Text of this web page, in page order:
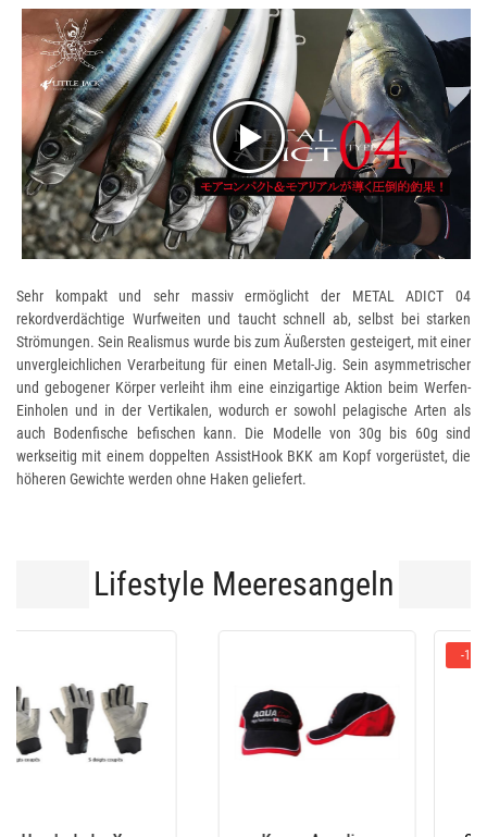
Sehr kompakt und sehr massiv ermöglicht der METAL ADICT 04
rekordverdächtige Wurfweiten und taucht schnell ab, selbst bei starken
Strömungen. Sein Realismus wurde bis zum Äußersten gesteigert, mit einer
unvergleichlichen Verarbeitung für einen Metall-Jig. Sein asymmetrischer
und gebogener Körper verleiht ihm eine einzigartige Aktion beim Werfen-
Einholen und in der Vertikalen, wodurch er sowohl pelagische Arten als
auch Bodenfische befischen kann. Die Modelle von 30g bis 60g sind
werkseitig mit einem doppelten AssistHook BKK am Kopf vorgerüstet, die
höheren Gewichte werden ohne Haken geliefert.
Lifestyle Meeresangeln